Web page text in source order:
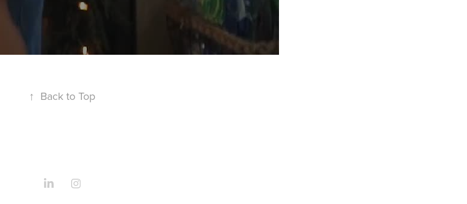
↑ Back to Top